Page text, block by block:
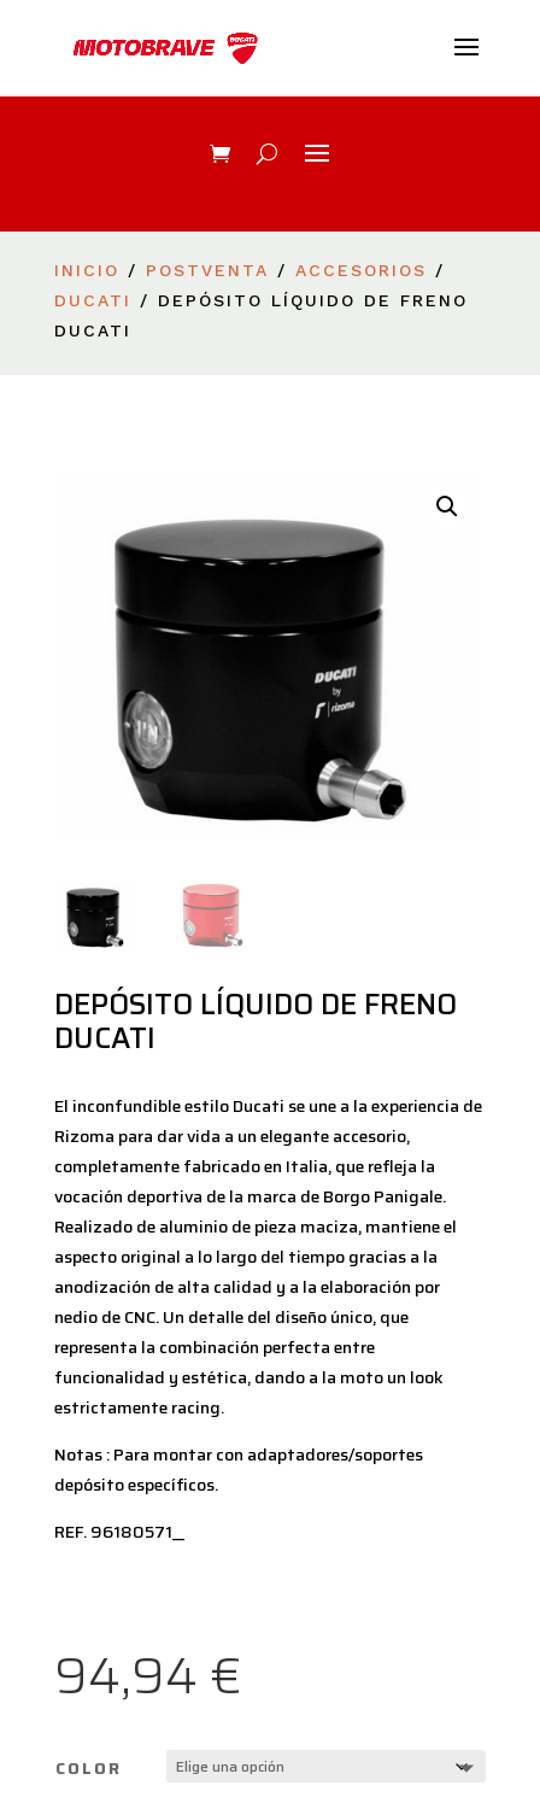
INICIO / POSTVENTA / ACCESORIOS
/
DUCATI
/ DEPÓSITO LÍQUIDO DE FRENO
DUCATI
DEPÓSITO LÍQUIDO DE FRENO
DUCATI
El inconfundible estilo Ducati se une a la experiencia de
Rizoma para dar vida a un elegante accesorio,
completamente fabricado en Italia, que refleja la
vocación deportiva de la marca de Borgo Panigale.
Realizado de aluminio de pieza maciza, mantiene el
aspecto original a lo largo del tiempo gracias a la
anodización de alta calidad y a la elaboración por
nedio de CNC. Un detalle del diseño único, que
representa la combinación perfecta entre
funcionalidad y estética, dando a la moto un look
estrictamente racing.
Notas :Para montar con adaptadores/soportes
depósito específicos.
REF. 96180571__
94,94 €
COLOR